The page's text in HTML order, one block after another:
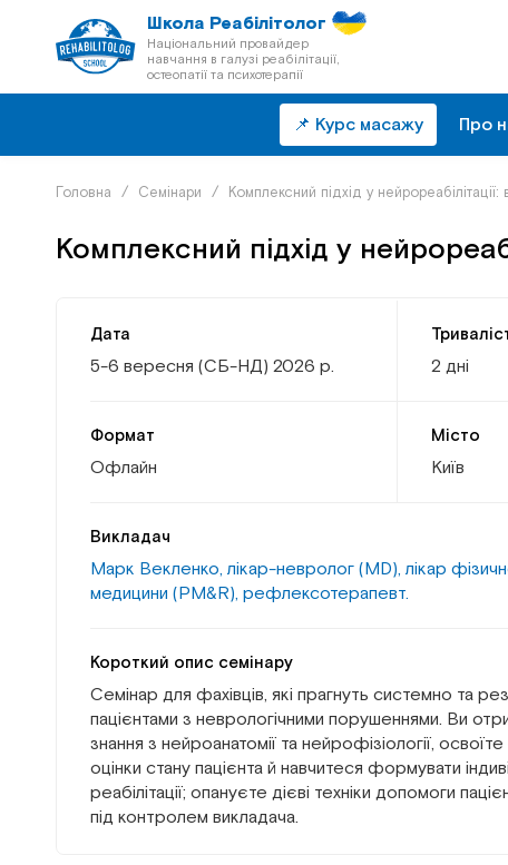
Школа Реабілітолог
Національний провайдер
навчання в галузі реабілітації,
остеопатії та психотерапії
📌 Курс масажу Про
Головна / Семінари / Комплексний підхід у
Комплексний підхід у
Дата
5-6 вересня (СБ-НД) 2026 р. 2 дні
Формат
Офлайн
Місто
Київ
Викладач
Марк Векленко, лікар-невролог (MD), лікар
медицини (PM&R), рефлексотерапевт.
Короткий опис семінару
Семінар для фахівців, які прагнуть системно та
пацієнтами з неврологічними порушеннями. Ви
знання з нейроанатомії та нейрофізіології, освоїте
оцінки стану пацієнта й навчитеся формувати
реабілітації; опануєте дієві техніки допомоги
під контролем викладача.